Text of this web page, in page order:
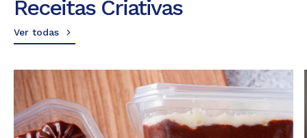
Receitas Criativas
Ver todas